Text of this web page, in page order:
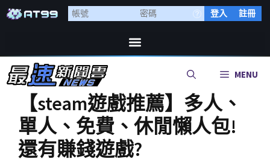
登入 註冊
MENU
【steam遊戲推薦】多人、
單人、免費、休閒懶人包!
還有賺錢遊戲?